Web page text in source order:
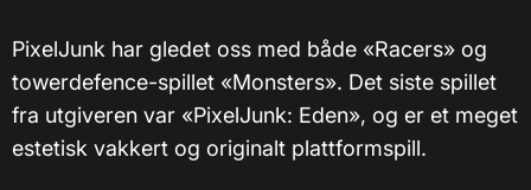
PixelJunk har gledet oss med både «Racers» og
towerdefence-spillet «Monsters». Det siste spillet
fra utgiveren var «PixelJunk: Eden», og er et meget
estetisk vakkert og originalt plattformspill.